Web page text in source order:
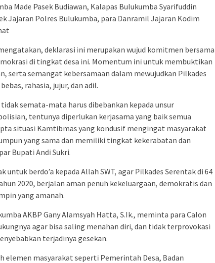
Made Pasek Budiawan, Kalapas Bulukumba Syarifuddin
Jajaran Polres Bulukumba, para Danramil Jajaran Kodim
deklarasi ini merupakan wujud komitmen bersama
di tingkat desa ini. Momentum ini untuk membuktikan
serta semangat kebersamaan dalam mewujudkan Pilkades
rahasia, jujur, dan adil.
semata-mata harus dibebankan kepada unsur
tentunya diperlukan kerjasama yang baik semua
situasi Kamtibmas yang kondusif mengingat masyarakat
yang sama dan memiliki tingkat kekerabatan dan
Bupati Andi Sukri.
untuk berdo’a kepada Allah SWT, agar Pilkades Serentak di 64
2020, berjalan aman penuh kekeluargaan, demokratis dan
yang amanah.
AKBP Gany Alamsyah Hatta, S.Ik., meminta para Calon
agar bisa saling menahan diri, dan tidak terprovokasi
terjadinya gesekan.
elemen masyarakat seperti Pemerintah Desa, Badan